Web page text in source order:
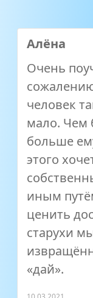
Алёна
Очень
человек
мало. Чем
больше
этого
иным
ценить
старухи
«дай».